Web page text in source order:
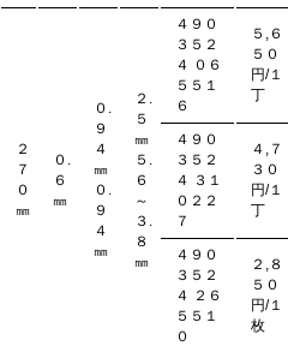
２
７
０
㎜
０.
６
㎜
０.
９
４
㎜
０.
９
４
㎜
２.
５
㎜
５.
６
～
３.
８
㎜
４９０
３５２
４ ０６
５５１
６
５,６
５０
円/１
丁
４９０
３５２
４ ３１
０２２
７
４,７
３０
円/１
丁
４９０
３５２
４ ２６
５５１
０
２,８
５０
円/１
枚